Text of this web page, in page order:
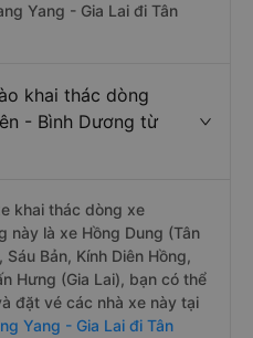
Yang - Gia Lai đi Tân
khai thác dòng
- Bình Dương từ
khai thác dòng xe
này là xe Hồng Dung (Tân
Sáu Bản, Kính Diên Hồng,
Hưng (Gia Lai), bạn có thể
đặt vé các nhà xe này tại
Yang - Gia Lai đi Tân